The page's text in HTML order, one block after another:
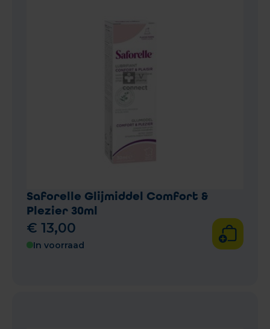
Saforelle Glijmiddel Comfort &
Plezier 30ml
€ 13,00
In voorraad